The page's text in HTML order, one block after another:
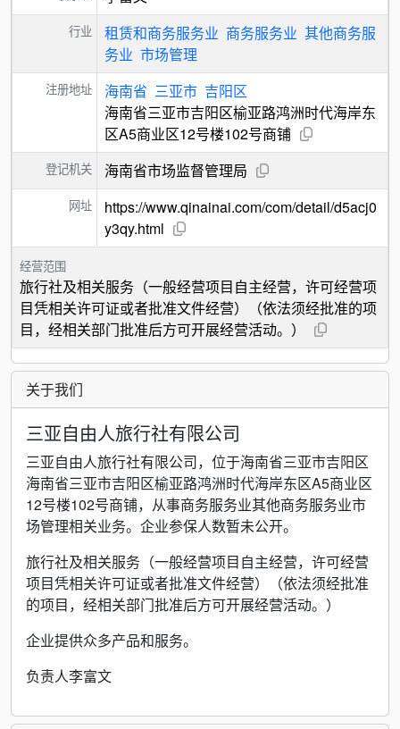
行业 租赁和商务服务业 商务服务业 其他商务服
务业 市场管理
注册地址 海南省 三亚市 吉阳区
海南省三亚市吉阳区榆亚路鸿洲时代海岸东
区A5商业区12号楼102号商铺
登记机关 海南省市场监督管理局
网址
https://www.qinainai.com/com/detail/d5acj0
y3qy.html
经营范围
旅行社及相关服务（一般经营项目自主经营，许可经营项
目凭相关许可证或者批准文件经营）（依法须经批准的项
目，经相关部门批准后方可开展经营活动。）
关于我们
三亚自由人旅行社有限公司
三亚自由人旅行社有限公司，位于海南省三亚市吉阳区
海南省三亚市吉阳区榆亚路鸿洲时代海岸东区A5商业区
12号楼102号商铺，从事商务服务业其他商务服务业市
场管理相关业务。企业参保人数暂未公开。
旅行社及相关服务（一般经营项目自主经营，许可经营
项目凭相关许可证或者批准文件经营）（依法须经批准
的项目，经相关部门批准后方可开展经营活动。）
企业提供众多产品和服务。
负责人李富文